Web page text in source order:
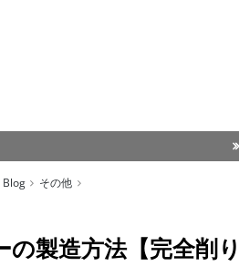
Blog その他
の製造方法【完全削